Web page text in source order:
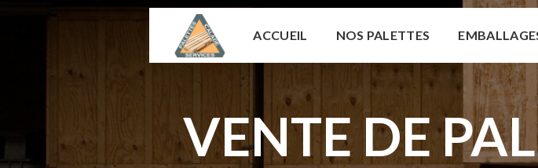
ACCUEIL NOS PALETTES
VENTE DE
Panneau de gestion des cookies